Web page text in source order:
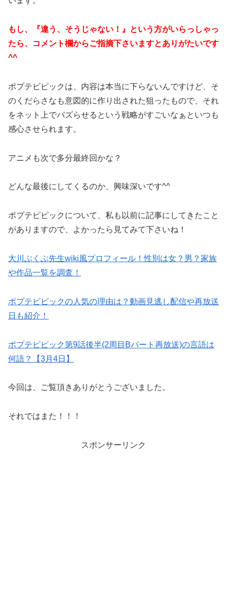
もし、『違う、そうじゃない！』という方がいらっしゃっ
たら、コメント欄からご指摘下さいますとありがたいです
^^
ポプテピピックは、内容は本当に下らないんですけど、そ
のくだらさなも意図的に作り出された狙ったもので、それ
をネット上でバズらせるという戦略がすごいなぁといつも
感心させられます。
アニメも次で多分最終回かな？
どんな最後にしてくるのか、興味深いです^^
ポプテピピックについて、私も以前に記事にしてきたこと
がありますので、よかったら見てみて下さいね！
大川ぶくぶ先生wiki風プロフィール！性別は女？男？家族
や作品一覧を調査！
ポプテピピックの人気の理由は？動画見逃し配信や再放送
日も紹介！
ポプテピピック第9話後半(2周目Bパート再放送)の言語は
何語？【3月4日】
今回は、ご覧頂きありがとうございました。
それではまた！！！
スポンサーリンク